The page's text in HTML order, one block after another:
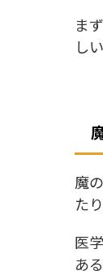
ま
し
魔
た
医
あ